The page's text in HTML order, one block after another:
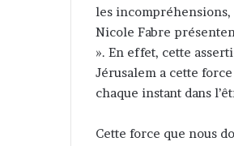
les incompréhensions,
Nicole Fabre
». En effet, cette
Jérusalem a cette
chaque instant dans
Cette force que nous